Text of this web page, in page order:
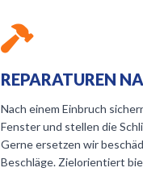
REPARATUREN
Nach einem Einbruch
Fenster und stellen die
Gerne ersetzen wir
Beschläge. Zielorientiert